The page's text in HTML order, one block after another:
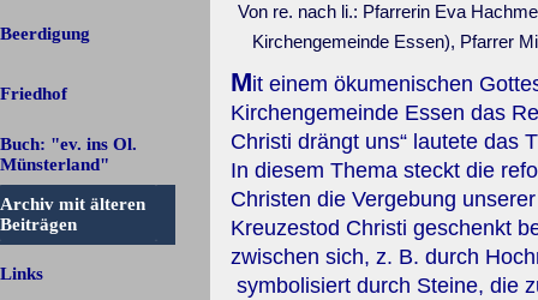
Beerdigung
Friedhof
Buch: "ev. ins Ol.
Münsterland"
Archiv mit älteren
Beiträgen
Links
Von re. nach li.: Pfarrerin Eva
Kirchengemeinde Essen), Pfarrer
Mit einem ökumenischen
Kirchengemeinde Essen das
Christi drängt uns“ lautete das
In diesem Thema steckt die
Christen die Vergebung
Kreuzestod Christi geschenkt
zwischen sich, z. B. durch
symbolisiert durch Steine, die